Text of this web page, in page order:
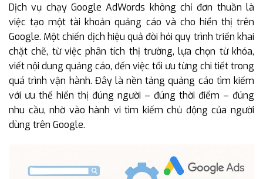
Dịch vụ chạy Google AdWords không chỉ đơn thuần là
việc tạo một tài khoản quảng cáo và cho hiển thị trên
Google. Một chiến dịch hiệu quả đòi hỏi quy trình triển khai
chặt chẽ, từ việc phân tích thị trường, lựa chọn từ khóa,
viết nội dung quảng cáo, đến việc tối ưu từng chi tiết trong
quá trình vận hành. Đây là nền tảng quảng cáo tìm kiếm
với ưu thế hiển thị đúng người – đúng thời điểm – đúng
nhu cầu, nhờ vào hành vi tìm kiếm chủ động của người
dùng trên Google.